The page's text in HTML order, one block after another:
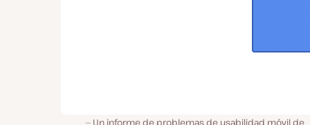
Un informe de problemas de usabilidad móvil de